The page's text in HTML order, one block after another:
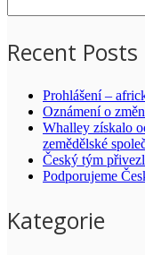
Recent Posts
Prohlášení –
Oznámení o
Whalley získalo
zemědělské
Český tým
Podporujeme
Kategorie